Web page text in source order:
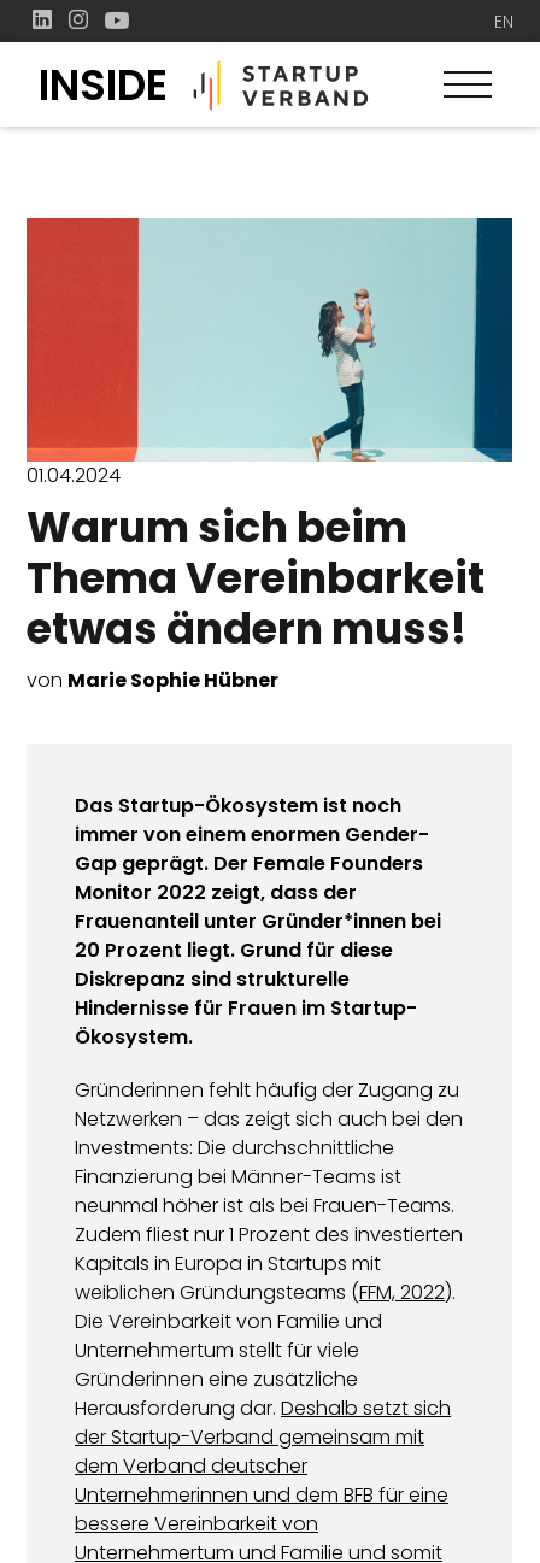
EN
INSIDE
01.04.2024
Warum sich beim
Thema Vereinbarkeit
etwas ändern muss!
von Marie Sophie Hübner
Das Startup-Ökosystem ist noch
immer von einem enormen Gender-
Gap geprägt. Der Female Founders
Monitor 2022 zeigt, dass der
Frauenanteil unter Gründer*innen bei
20 Prozent liegt. Grund für diese
Diskrepanz sind strukturelle
Hindernisse für Frauen im Startup-
Ökosystem.
Gründerinnen fehlt häufig der Zugang zu
Netzwerken – das zeigt sich auch bei den
Investments: Die durchschnittliche
Finanzierung bei Männer-Teams ist
neunmal höher ist als bei Frauen-Teams.
Zudem fliest nur 1 Prozent des investierten
Kapitals in Europa in Startups mit
weiblichen Gründungsteams (FFM, 2022).
Die Vereinbarkeit von Familie und
Unternehmertum stellt für viele
Gründerinnen eine zusätzliche
Herausforderung dar. Deshalb setzt sich
der Startup-Verband gemeinsam mit
dem Verband deutscher
Unternehmerinnen und dem BFB für eine
bessere Vereinbarkeit von
Unternehmertum und Familie und somit